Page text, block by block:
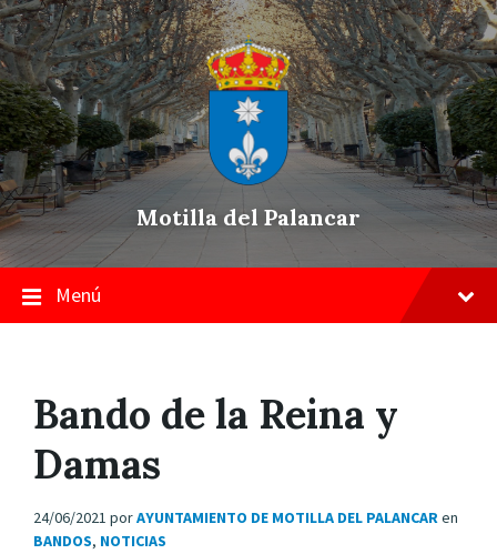
Skip
to
content
Saltar
a
la
navegación
principal
Saltar
a
pie
de
página
Motilla del Palancar
Menú
Bando de la Reina y
Damas
24/06/2021 porAYUNTAMIENTO DE MOTILLA DEL PALANCARen
BANDOS, NOTICIAS